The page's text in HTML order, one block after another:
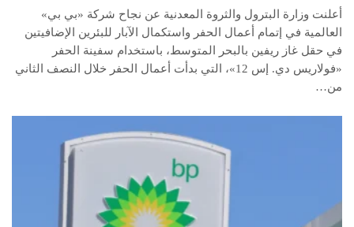
أعلنت وزارة البترول والثروة المعدنية عن نجاح شركة «بي بي»
العالمية في إتمام أعمال الحفر واستكمال الآبار للبئرين الإضافيتين
في حقل غاز ريفين بالبحر المتوسط، باستخدام سفينة الحفر
«فولاريس دي. إس 12»، التي بدأت أعمال الحفر خلال النصف الثاني
من…